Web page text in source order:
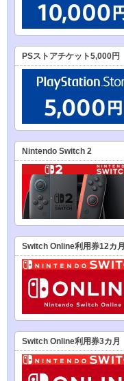
PSストアチケット5,000円
Nintendo Switch 2
Switch Online利用券12カ月
Switch Online利用券3カ月